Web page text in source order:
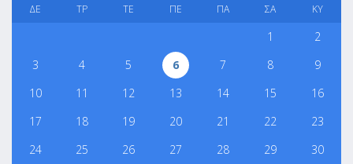
ΔΕ ΤΡ ΤΕ ΠΕ ΠΑ ΣΑ ΚΥ
1
2
3
4 5 6 7 8
9
10
11 12 13 14 15
16
17
18 19 20 21 22
23
24
25 26 27 28 29
30